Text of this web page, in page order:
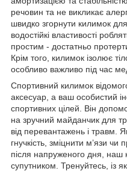
речовин та не викликає
швидко згорнути килимок
водостійкі властивості
простим - достатньо
Крім того, килимок ізолює
особливо важливо під час
Спортивний килимок
аксесуар, а ваш особистий
спортивних цілей. Він
на зручний майданчик для
від перевантажень і травм.
гнучкість, зміцнити м’язи
після напруженого дня,
супутником. Тренуйтесь, із